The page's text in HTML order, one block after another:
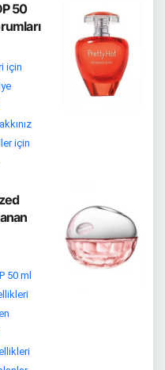
50
için
için
50 ml